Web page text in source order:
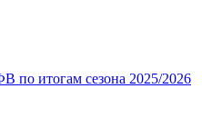
по итогам сезона 2025/2026